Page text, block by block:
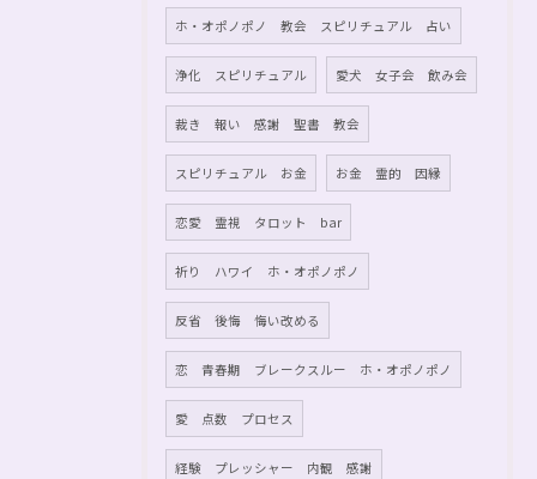
ホ・オポノポノ 教会 スピリチュアル 占い
浄化 スピリチュアル 愛犬 女子会 飲み会
裁き 報い 感謝 聖書 教会
スピリチュアル お金 お金 霊的 因縁
恋愛 霊視 タロット bar
祈り ハワイ ホ・オポノポノ
反省 後悔 悔い改める
恋 青春期 ブレークスルー ホ・オポノポノ
愛 点数 プロセス
経験 プレッシャー 内観 感謝